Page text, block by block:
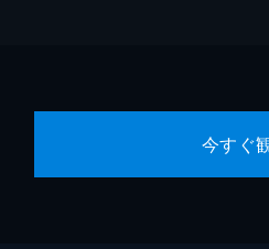
今すぐ